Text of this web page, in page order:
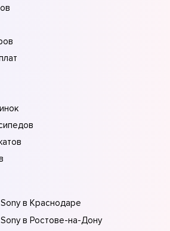
в Краснодаре
в Ростове-на-Донy